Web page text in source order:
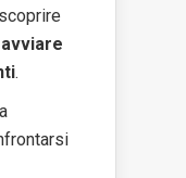
avviare
.